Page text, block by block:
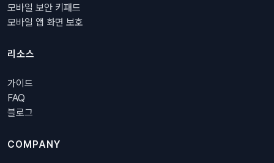
모바일 보안 키패드
모바일 앱 화면 보호
리소스
가이드
FAQ
블로그
COMPANY